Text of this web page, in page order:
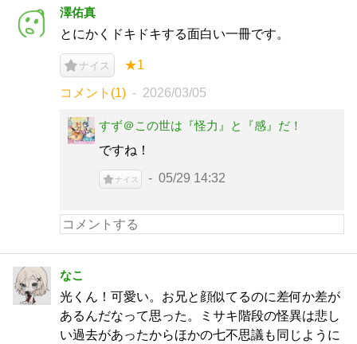
澤佑真
とにかくドキドキする面白い一冊です。
ナイス ★1
コメント(1) 2026/03/05
すず＠この世は『怪力』と『感』だ！
ですね！
ナイス 05/29 14:32
なこ
光くん！可愛い。お兄と顔似てるのに差何か差が
あるんだなって思った。ミサキ階段の怪異は悲し
い過去があったからほかの七不思議も同じように